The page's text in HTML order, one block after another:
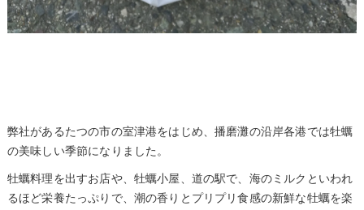
弊社があるたつの市の室津港をはじめ、播磨灘の沿岸各港では牡蠣
の美味しい季節になりました。
牡蠣料理を出すお店や、牡蠣小屋、道の駅で、海のミルクといわれ
るほど栄養たっぷりで、潮の香りとプリプリ食感の新鮮な牡蠣を楽